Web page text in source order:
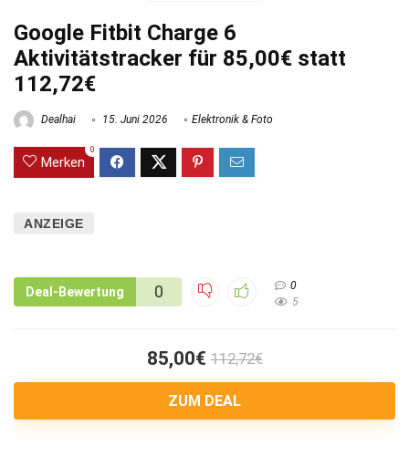
Google Fitbit Charge 6
Aktivitätstracker für 85,00€ statt
112,72€
Dealhai 15. Juni 2026 Elektronik & Foto
Merken
0
ANZEIGE
Deal-Bewertung 0
0
5
85,00€ 112,72€
ZUM DEAL